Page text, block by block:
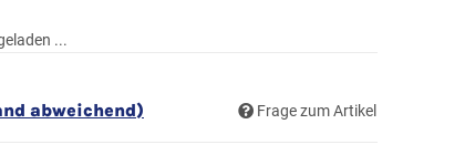
...
abweichend) Frage zum Artikel